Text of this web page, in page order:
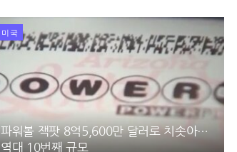
미국
파워볼 잭팟 8억5,600만 달러로 치솟아…
역대 10번째 규모